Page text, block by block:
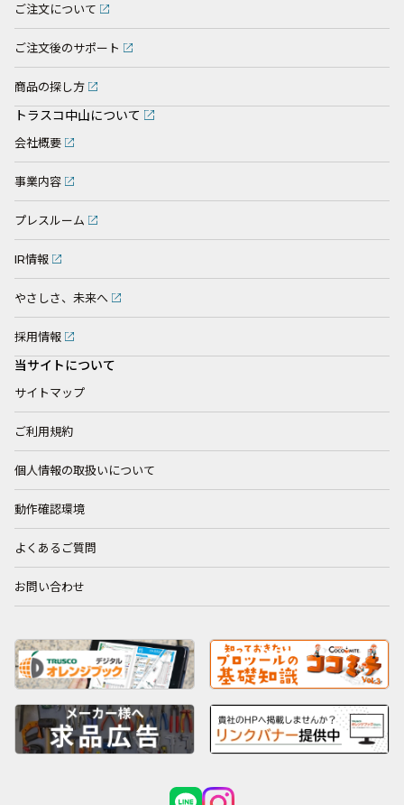
ご注文について
ご注文後のサポート
商品の探し方
トラスコ中山について
会社概要
事業内容
プレスルーム
IR情報
やさしさ、未来へ
採用情報
当サイトについて
サイトマップ
ご利用規約
個人情報の取扱いについて
動作確認環境
よくあるご質問
お問い合わせ